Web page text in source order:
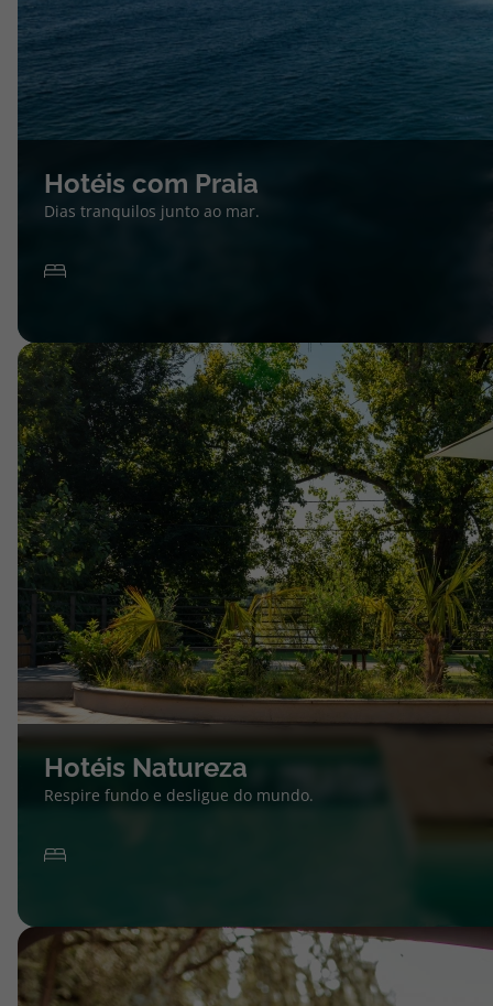
Hotéis com Praia
Dias tranquilos junto ao mar.
Hotéis Natureza
Respire fundo e desligue do mundo.